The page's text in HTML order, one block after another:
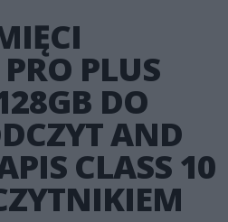
PLUS
DO
AND
CLASS 10